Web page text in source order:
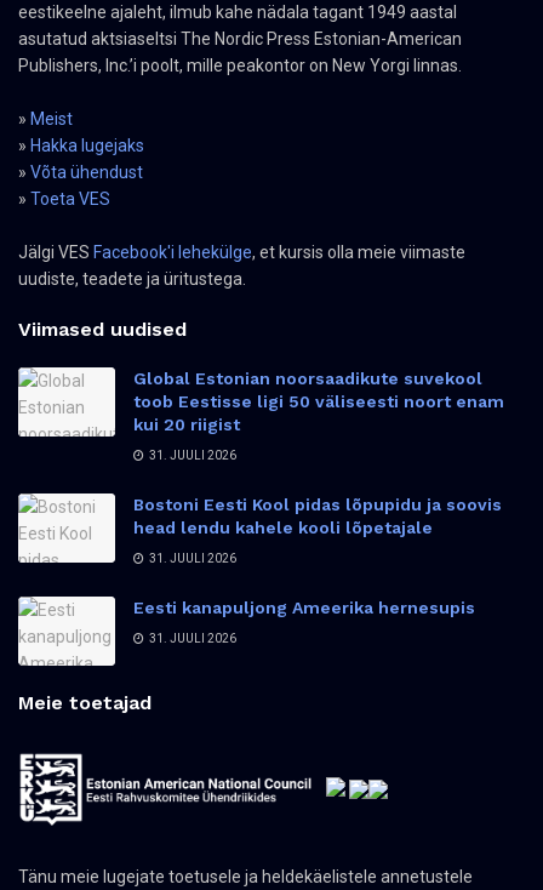
eestikeelne ajaleht, ilmub kahe nädala tagant 1949 aastal
asutatud aktsiaseltsi The Nordic Press Estonian-American
Publishers, Inc.’i poolt, mille peakontor on New Yorgi linnas.
» Meist
» Hakka lugejaks
» Võta ühendust
» Toeta VES
Jälgi VES Facebook'i lehekülge, et kursis olla meie viimaste
uudiste, teadete ja üritustega.
Viimased uudised
Global Estonian noorsaadikute suvekool
toob Eestisse ligi 50 väliseesti noort enam
kui 20 riigist
31. JUULI 2026
Bostoni Eesti Kool pidas lõpupidu ja soovis
head lendu kahele kooli lõpetajale
31. JUULI 2026
Eesti kanapuljong Ameerika hernesupis
31. JUULI 2026
Meie toetajad
Tänu meie lugejate toetusele ja heldekäelistele annetustele